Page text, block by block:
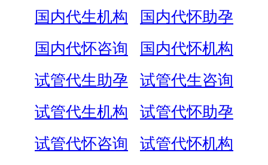
国内代生机构
国内代怀助孕
国内代怀咨询
国内代怀机构
试管代生助孕
试管代生咨询
试管代生机构
试管代怀助孕
试管代怀咨询
试管代怀机构